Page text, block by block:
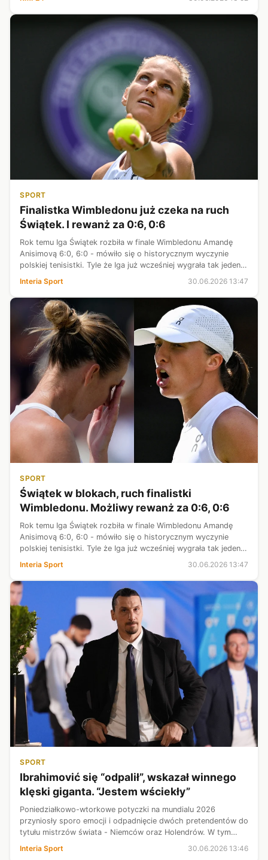
SPORT
Finalistka Wimbledonu już czeka na ruch
Świątek. I rewanż za 0:6, 0:6
Rok temu Iga Świątek rozbiła w finale Wimbledonu Amandę
Anisimovą 6:0, 6:0 - mówiło się o historycznym wyczynie
polskiej tenisistki. Tyle że Iga już wcześniej wygrała tak jeden
finał, nawet kilkanaście minut szybciej. W Rzymie rozbiła
Karolinę Plisko...
Interia Sport 30.06.2026 13:47
SPORT
Świątek w blokach, ruch finalistki
Wimbledonu. Możliwy rewanż za 0:6, 0:6
Rok temu Iga Świątek rozbiła w finale Wimbledonu Amandę
Anisimovą 6:0, 6:0 - mówiło się o historycznym wyczynie
polskiej tenisistki. Tyle że Iga już wcześniej wygrała tak jeden
finał, nawet kilkanaście minut szybciej. W Rzymie rozbiła
Karolinę Plisko...
Interia Sport 30.06.2026 13:47
SPORT
Ibrahimović się “odpalił”, wskazał winnego
klęski giganta. “Jestem wściekły”
Poniedziałkowo-wtorkowe potyczki na mundialu 2026
przyniosły sporo emocji i odpadnięcie dwóch pretendentów do
tytułu mistrzów świata - Niemców oraz Holendrów. W tym
"Oranje" z Maroko w karnych...
Interia Sport 30.06.2026 13:46